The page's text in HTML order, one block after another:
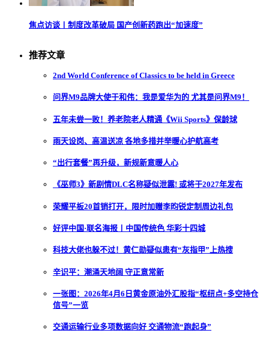
焦点访谈丨制度改革破局 国产创新药跑出“加速度”
推荐文章
2nd World Conference of Classics to be held in Greece
问界M9品牌大使于和伟：我是爱华为的 尤其是问界M9！
五年未尝一败！养老院老人精通《Wii Sports》保龄球
雨天设岗、高温送凉 各地多措并举暖心护航高考
“出行套餐”再升级，新规新意暖人心
《巫师3》新剧情DLC名称疑似泄露! 或将于2027年发布
荣耀平板20首销打开，限时加赠李昀锐定制周边礼包
好评中国·联名海报丨中国传统色 华彩十四城
科技大佬也躲不过！黄仁勋疑似患有“灰指甲”上热搜
辛识平：潮涌天地阔 守正意常新
一张图：2026年4月6日黄金原油外汇股指“枢纽点+多空持仓
信号”一览
交通运输行业多项数据向好 交通物流“跑起身”